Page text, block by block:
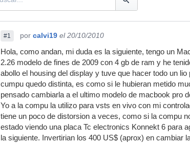
#1 por calvi19 el 20/10/2010
Hola, como andan, mi duda es la siguiente, tengo un
2.26 modelo de fines de 2009 con 4 gb de ram y he
abollo el housing del display y tuve que hacer todo un
cumpu quedo distinta, es como si le hubieran metido
pensado cambiarla a el ultimo modelo de macbook pro
Yo a la compu la utilizo para vsts en vivo con mi
tiene un poco de distorsion a veces, como si la compu
estado viendo una placa Tc electronics Konnekt 6 para
la siguiente. Invertirian los 400 US$ (aprox) en cambiar